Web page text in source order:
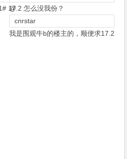
17.2 怎么没我份？
@
cnrstar
我是围观牛b的楼主的，顺便求17.2